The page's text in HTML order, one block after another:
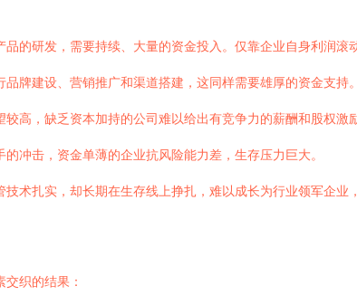
品的研发，需要持续、大量的资金投入。仅靠企业自身利润滚
品牌建设、营销推广和渠道搭建，这同样需要雄厚的资金支持
较高，缺乏资本加持的公司难以给出有竞争力的薪酬和股权激
冲击，资金单薄的企业抗风险能力差，生存压力巨大。
技术扎实，却长期在生存线上挣扎，难以成长为行业领军企业
织的结果：